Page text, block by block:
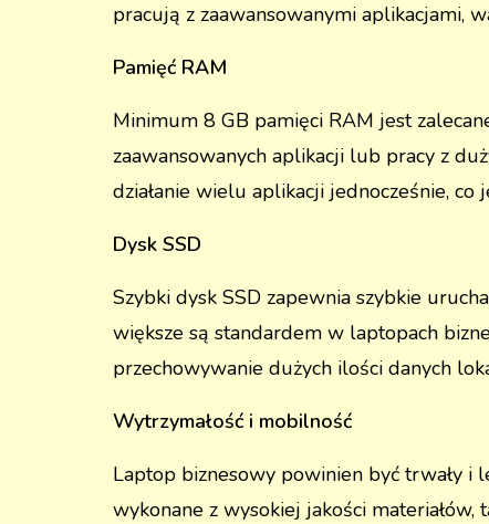
pracują z zaawansowanymi aplikacjami,
Pamięć RAM
Minimum 8 GB pamięci RAM jest
zaawansowanych aplikacji lub pracy z
działanie wielu aplikacji jednocześnie,
Dysk SSD
Szybki dysk SSD zapewnia szybkie
większe są standardem w laptopach
przechowywanie dużych ilości danych
Wytrzymałość i mobilność
Laptop biznesowy powinien być trwały i
wykonane z wysokiej jakości